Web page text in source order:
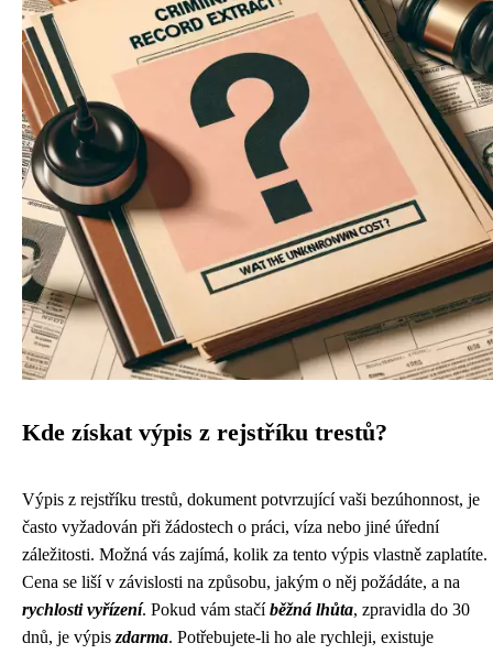
Kde získat výpis z rejstříku trestů?
Výpis z rejstříku trestů, dokument potvrzující vaši bezúhonnost, je
často vyžadován při žádostech o práci, víza nebo jiné úřední
záležitosti. Možná vás zajímá, kolik za tento výpis vlastně zaplatíte.
Cena se liší v závislosti na způsobu, jakým o něj požádáte, a na
rychlosti vyřízení. Pokud vám stačíběžná lhůta, zpravidla do 30
dnů, je výpis zdarma. Potřebujete-li ho ale rychleji, existuje